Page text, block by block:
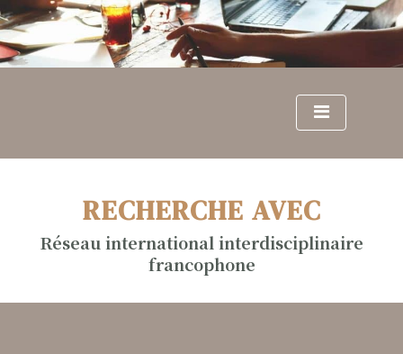
S
k
i
o
RECHERCHE AVEC
Réseau international interdisciplinaire
francophone